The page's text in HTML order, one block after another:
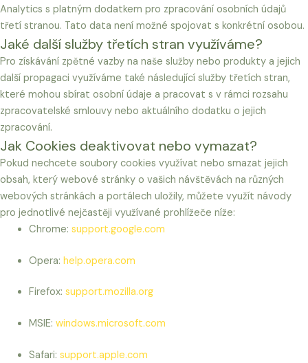
Analytics s platným dodatkem pro zpracování osobních údajů
třetí stranou. Tato data není možné spojovat s konkrétní osobou.
Jaké další služby třetích stran využíváme?
Pro získávání zpětné vazby na naše služby nebo produkty a jejich
další propagaci využíváme také následující služby třetích stran,
které mohou sbírat osobní údaje a pracovat s v rámci rozsahu
zpracovatelské smlouvy nebo aktuálního dodatku o jejich
zpracování.
Jak Cookies deaktivovat nebo vymazat?
Pokud nechcete soubory cookies využívat nebo smazat jejich
obsah, který webové stránky o vašich návštěvách na různých
webových stránkách a portálech uložily, můžete využít návody
pro jednotlivé nejčastěji využívané prohlížeče níže:
Chrome: support.google.com
Opera: help.opera.com
Firefox: support.mozilla.org
MSIE: windows.microsoft.com
Safari: support.apple.com